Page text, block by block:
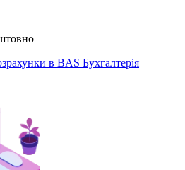
в BAS Бухгалтерія